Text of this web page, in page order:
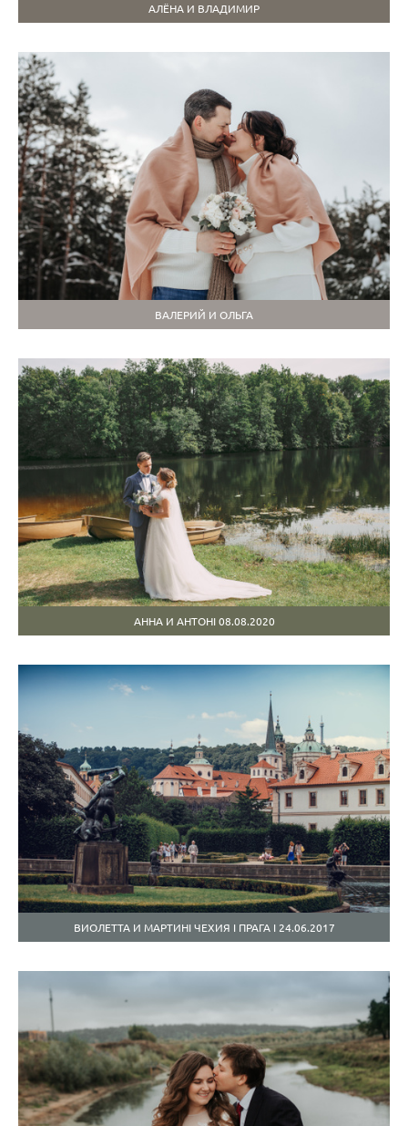
АЛЁНА И ВЛАДИМИР
ВАЛЕРИЙ И ОЛЬГА
АННА И АНТОНI 08.08.2020
ВИОЛЕТТА И МАРТИНI ЧЕХИЯ I ПРАГА I 24.06.2017